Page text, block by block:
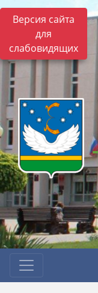
Версия сайта
для
слабовидящих